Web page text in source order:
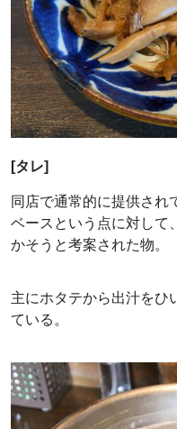
[タレ]
同店で通常的に提供され
ベースという点に対して
かそうと考案された物。
主にホタテから出汁をひ
ている。